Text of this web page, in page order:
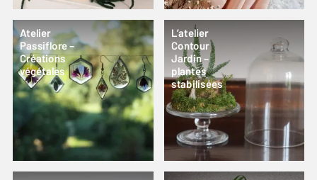
Atelier
Passiflore –
Créations
végétales
L’atelier
Contour
Jardin –
plantes
stabilisées